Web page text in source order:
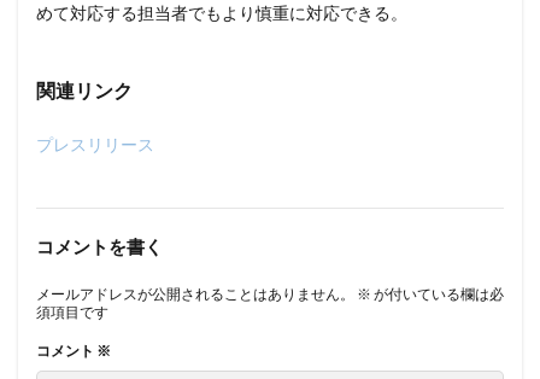
めて対応する担当者でもより慎重に対応できる。
関連リンク
プレスリリース
コメントを書く
メールアドレスが公開されることはありません。 ※ が付いている欄は必
須項目です
コメント ※